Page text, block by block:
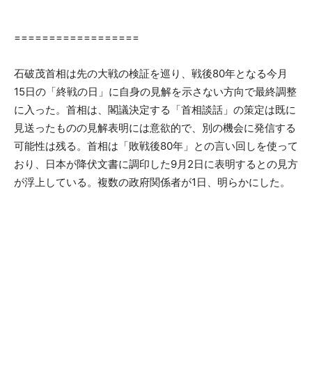
==================
石破茂首相は先の大戦の検証を巡り、戦後80年となる今月
15日の「終戦の日」に自身の見解を示さない方向で最終調整
に入った。首相は、閣議決定する「首相談話」の策定は既に
見送ったものの見解表明には意欲的で、別の機会に発信する
可能性は残る。首相は「敗戦後80年」との言い回しを使って
おり、日本が降伏文書に調印した9月2日に表明するとの見方
が浮上している。複数の政府関係者が1日、明らかにした。